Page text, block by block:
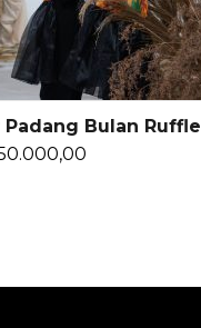
Ke Keranjang
Padang Bulan Ruffle